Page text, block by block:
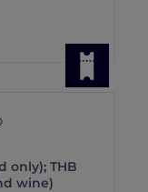
only); THB
wine)